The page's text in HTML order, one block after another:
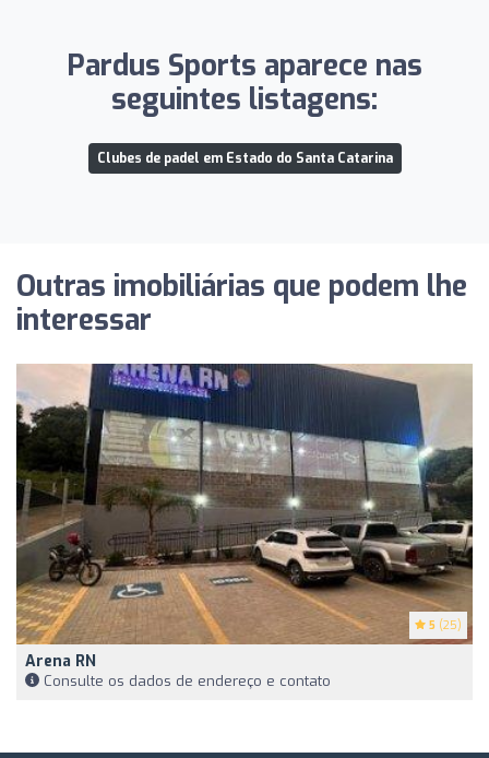
Pardus Sports aparece nas
seguintes listagens:
Clubes de padel em Estado do Santa Catarina
Outras imobiliárias que podem lhe
interessar
5 (25)
Arena RN
Consulte os dados de endereço e contato